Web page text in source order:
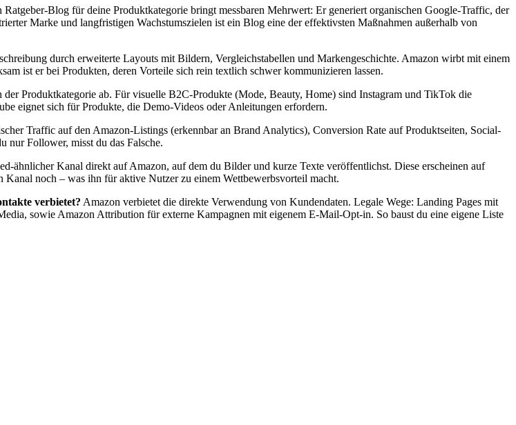
Blog für deine Produktkategorie bringt messbaren Mehrwert: Er generiert organischen Google-Traffic, der
Marke und langfristigen Wachstumszielen ist ein Blog eine der effektivsten Maßnahmen außerhalb von
durch erweiterte Layouts mit Bildern, Vergleichstabellen und Markengeschichte. Amazon wirbt mit einem
ist er bei Produkten, deren Vorteile sich rein textlich schwer kommunizieren lassen.
der Produktkategorie ab. Für visuelle B2C-Produkte (Mode, Beauty, Home) sind Instagram und TikTok die
eignet sich für Produkte, die Demo-Videos oder Anleitungen erfordern.
Traffic auf den Amazon-Listings (erkennbar an Brand Analytics), Conversion Rate auf Produktseiten, Social-
nur Follower, misst du das Falsche.
ähnlicher Kanal direkt auf Amazon, auf dem du Bilder und kurze Texte veröffentlichst. Diese erscheinen auf
noch – was ihn für aktive Nutzer zu einem Wettbewerbsvorteil macht.
verbietet? Amazon verbietet die direkte Verwendung von Kundendaten. Legale Wege: Landing Pages mit
sowie Amazon Attribution für externe Kampagnen mit eigenem E-Mail-Opt-in. So baust du eine eigene Liste